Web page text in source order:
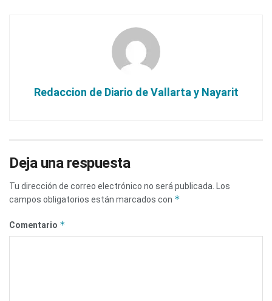
Redaccion de Diario de Vallarta y Nayarit
Deja una respuesta
Tu dirección de correo electrónico no será publicada.
Los
campos obligatorios están marcados con *
Comentario *